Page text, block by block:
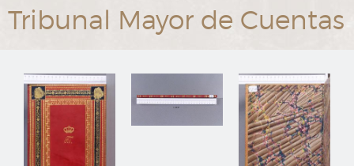
Tribunal Mayor de Cuentas